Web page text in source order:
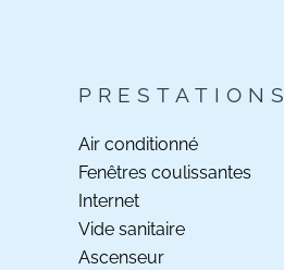
PRESTATIONS
Air conditionné
Fenêtres coulissantes
Internet
Vide sanitaire
Ascenseur